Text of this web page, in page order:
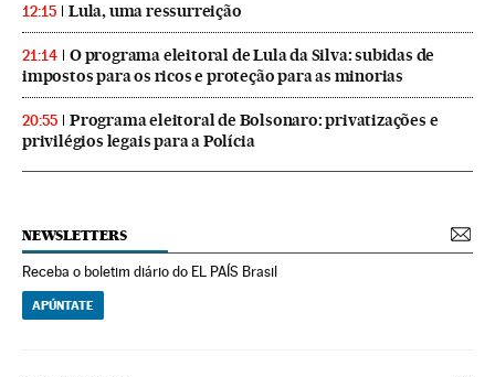
12:15 Lula, uma ressurreição
21:14
O programa eleitoral de Lula da Silva: subidas de
impostos para os ricos e proteção para as minorias
20:55
Programa eleitoral de Bolsonaro: privatizações e
privilégios legais para a Polícia
NEWSLETTERS
Receba o boletim diário do EL PAÍS Brasil
APÚNTATE